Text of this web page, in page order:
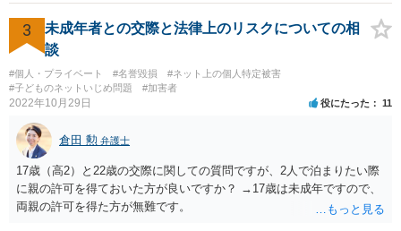
辱罪などの刑事責任を追及されるおそれもあると考えられます。
3
未成年者との交際と法律上のリスクについての相
談
#個人・プライベート #名誉毀損
#ネット上の個人特定被害
#子どものネットいじめ問題
#加害者
2022年10月29日 役にたった 11
倉田 勲 弁護士
17歳（高2）と22歳の交際に関しての質問ですが、2人で泊まりたい際
に親の許可を得ておいた方が良いですか？ →17歳は未成年ですので、
両親の許可を得た方が無難です。